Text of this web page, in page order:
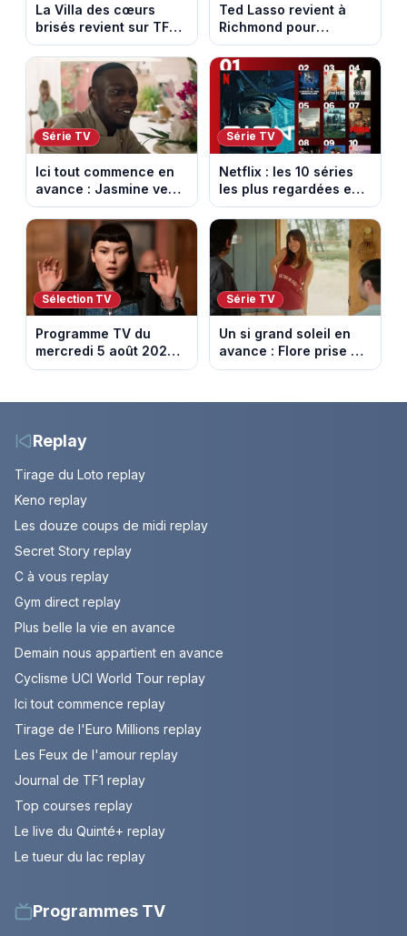
La Villa des cœurs
brisés revient sur TFX :
voici les candidats de
la saison 11 au Mexique
Ted Lasso revient à
Richmond pour
entraîner une équipe
féminine dans la
saison 4
Série TV
Ici tout commence en
avance : Jasmine veut
retenir Louis. Episode
du 6 août 2026
(spoiler)
Série TV
Netflix : les 10 séries
les plus regardées en
France en ce moment
Sélection TV
Programme TV du
mercredi 5 août 2026 :
notre sélection pour
Série TV
Un si grand soleil en
avance : Flore prise au
piège. Episode du 6
Replay
Tirage du Loto replay
Keno replay
Les douze coups de midi replay
Secret Story replay
C à vous replay
Gym direct replay
Plus belle la vie en avance
Demain nous appartient en avance
Cyclisme UCI World Tour replay
Ici tout commence replay
Tirage de l'Euro Millions replay
Les Feux de l'amour replay
Journal de TF1 replay
Top courses replay
Le live du Quinté+ replay
Le tueur du lac replay
Programmes TV